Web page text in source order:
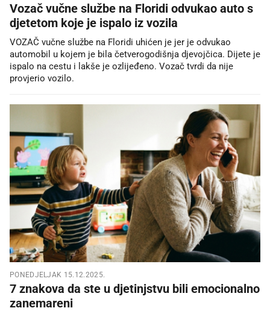
Vozač vučne službe na Floridi odvukao auto s
djetetom koje je ispalo iz vozila
VOZAČ vučne službe na Floridi uhićen je jer je odvukao
automobil u kojem je bila četverogodišnja djevojčica. Dijete je
ispalo na cestu i lakše je ozlijeđeno. Vozač tvrdi da nije
provjerio vozilo.
PONEDJELJAK 15.12.2025.
7 znakova da ste u djetinjstvu bili emocionalno
zanemareni